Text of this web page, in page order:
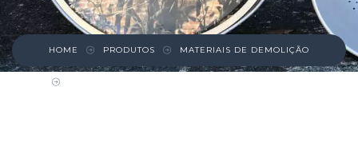
HOME PRODUTOS MATERIAIS DE DEMOLIÇÃO